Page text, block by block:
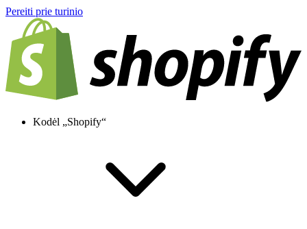
Pereiti prie turinio
Kodėl „Shopify“